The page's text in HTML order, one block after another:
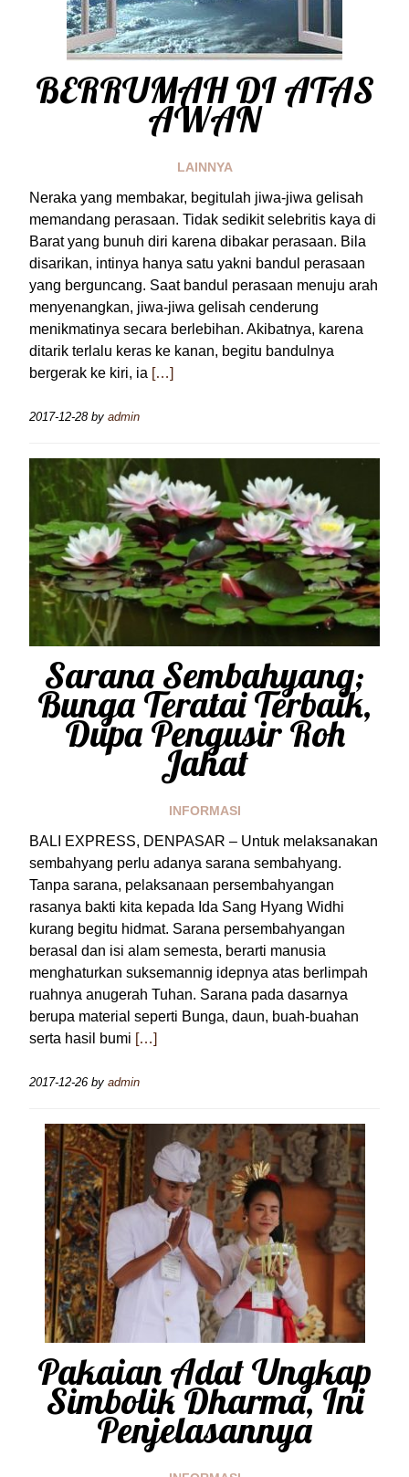
BERRUMAH DI ATAS
AWAN
LAINNYA
Neraka yang membakar, begitulah jiwa-jiwa gelisah
memandang perasaan. Tidak sedikit selebritis kaya di
Barat yang bunuh diri karena dibakar perasaan. Bila
disarikan, intinya hanya satu yakni bandul perasaan
yang berguncang. Saat bandul perasaan menuju arah
menyenangkan, jiwa-jiwa gelisah cenderung
menikmatinya secara berlebihan. Akibatnya, karena
ditarik terlalu keras ke kanan, begitu bandulnya
bergerak ke kiri, ia […]
2017-12-28by admin
Sarana Sembahyang;
Bunga Teratai Terbaik,
Dupa Pengusir Roh
Jahat
INFORMASI
BALI EXPRESS, DENPASAR – Untuk melaksanakan
sembahyang perlu adanya sarana sembahyang.
Tanpa sarana, pelaksanaan persembahyangan
rasanya bakti kita kepada Ida Sang Hyang Widhi
kurang begitu hidmat. Sarana persembahyangan
berasal dan isi alam semesta, berarti manusia
menghaturkan suksemannig idepnya atas berlimpah
ruahnya anugerah Tuhan. Sarana pada dasarnya
berupa material seperti Bunga, daun, buah-buahan
serta hasil bumi […]
2017-12-26 by admin
Pakaian Adat Ungkap
Simbolik Dharma, Ini
Penjelasannya